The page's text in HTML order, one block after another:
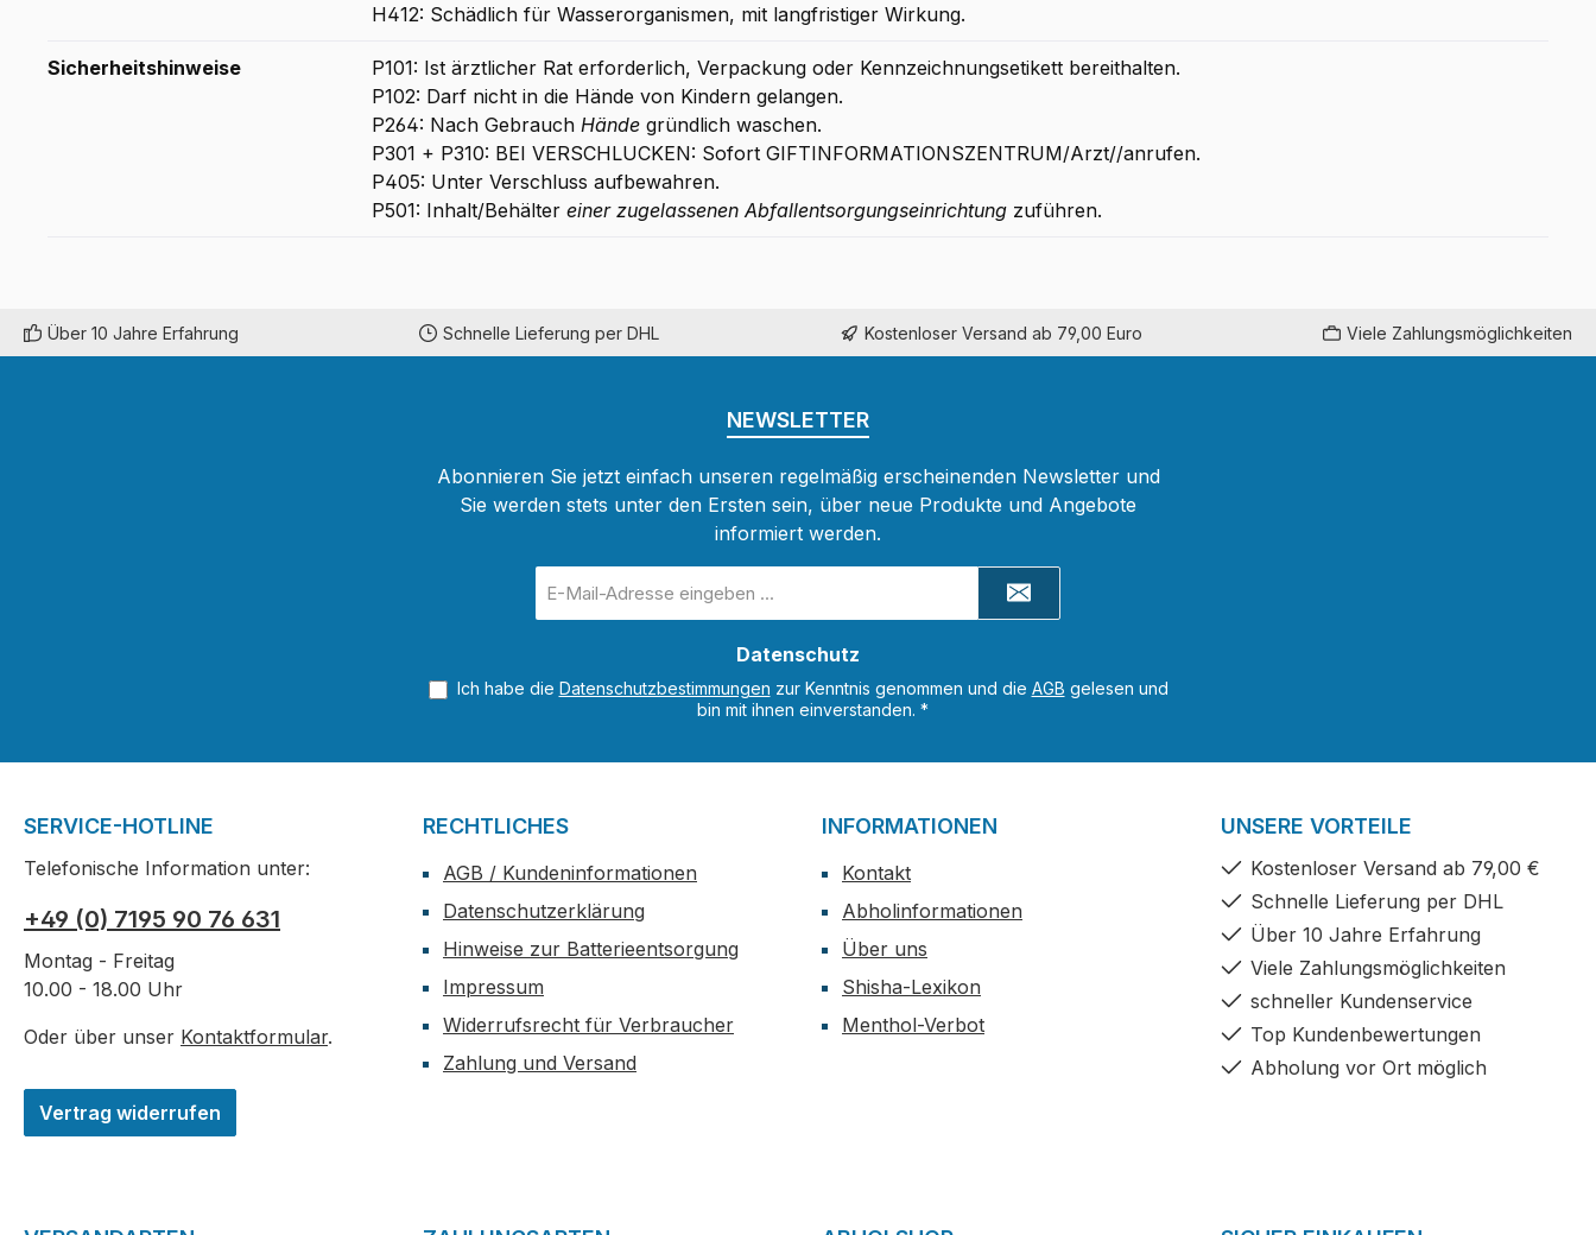
H412: Schädlich für Wasserorganismen, mit langfristiger Wirkung.
Sicherheitshinweise
P101: Ist ärztlicher Rat erforderlich, Verpackung oder Kennzeichnungsetikett bereithalten.
P102: Darf nicht in die Hände von Kindern gelangen.
P264: Nach Gebrauch Händegründlich waschen.
P301 + P310: BEI VERSCHLUCKEN: Sofort GIFTINFORMATIONSZENTRUM/Arzt//anrufen.
P405: Unter Verschluss aufbewahren.
P501: Inhalt/Behälter einer zugelassenen Abfallentsorgungseinrichtungzuführen.
Über 10 Jahre Erfahrung Schnelle Lieferung per DHL Kostenloser Versand ab 79,00 Euro Viele Zahlungsmöglichkeiten
NEWSLETTER
Abonnieren Sie jetzt einfach unseren regelmäßig erscheinenden Newsletter und
Sie werden stets unter den Ersten sein, über neue Produkte und Angebote
informiert werden.
Mail-
Datenschutz
Ich habe die Datenschutzbestimmungen zur Kenntnis genommen und die AGB gelesen und
bin mit ihnen einverstanden. *
SERVICE-HOTLINE
Telefonische Information unter:
+49 (0) 7195 90 76 631
Montag - Freitag
10.00 - 18.00 Uhr
Oder über unser Kontaktformular.
Vertrag widerrufen
RECHTLICHES
AGB / Kundeninformationen
Datenschutzerklärung
Hinweise zur Batterieentsorgung
Impressum
Widerrufsrecht für Verbraucher
Zahlung und Versand
INFORMATIONEN
Kontakt
Abholinformationen
Über uns
Shisha-Lexikon
Menthol-Verbot
UNSERE VORTEILE
Kostenloser Versand ab 79,00 €
Schnelle Lieferung per DHL
Über 10 Jahre Erfahrung
Viele Zahlungsmöglichkeiten
schneller Kundenservice
Top Kundenbewertungen
Abholung vor Ort möglich